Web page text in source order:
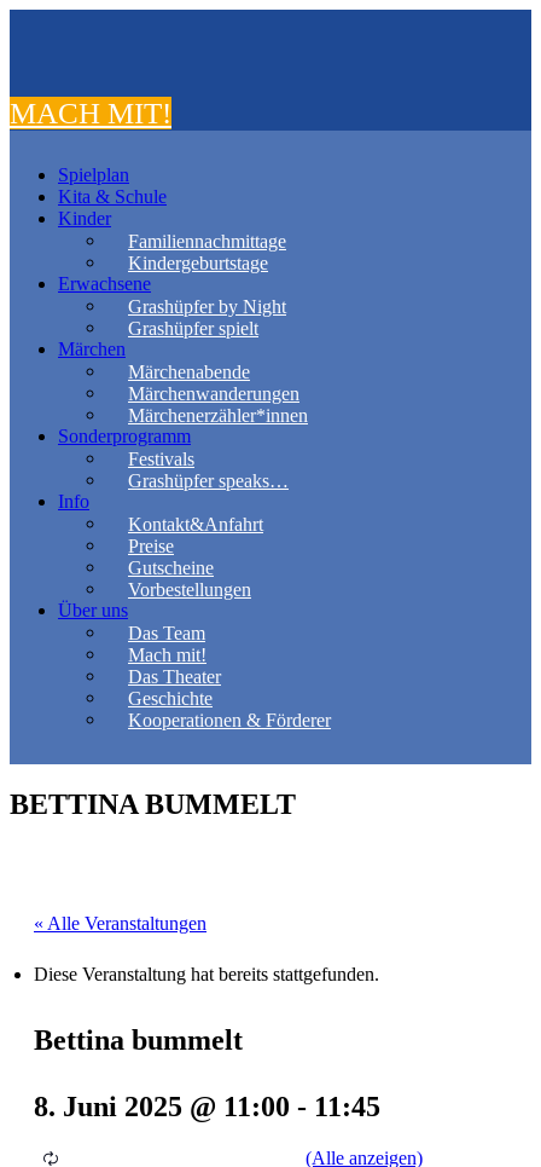
MACH MIT!
Spielplan
Kita & Schule
Kinder
Familiennachmittage
Kindergeburtstage
Erwachsene
Grashüpfer by Night
Grashüpfer spielt
Märchen
Märchenabende
Märchenwanderungen
Märchenerzähler*innen
Sonderprogramm
Festivals
Grashüpfer speaks…
Info
Kontakt&Anfahrt
Preise
Gutscheine
Vorbestellungen
Über uns
Das Team
Mach mit!
Das Theater
Geschichte
Kooperationen & Förderer
BETTINA BUMMELT
« Alle Veranstaltungen
Diese Veranstaltung hat bereits stattgefunden.
Bettina bummelt
8. Juni 2025 @ 11:00 - 11:45